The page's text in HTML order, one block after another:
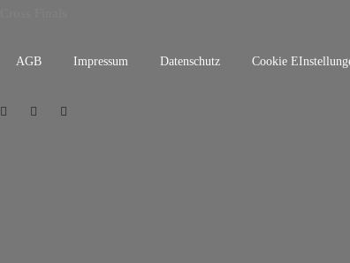
AGB Impressum Datenschutz Cookie